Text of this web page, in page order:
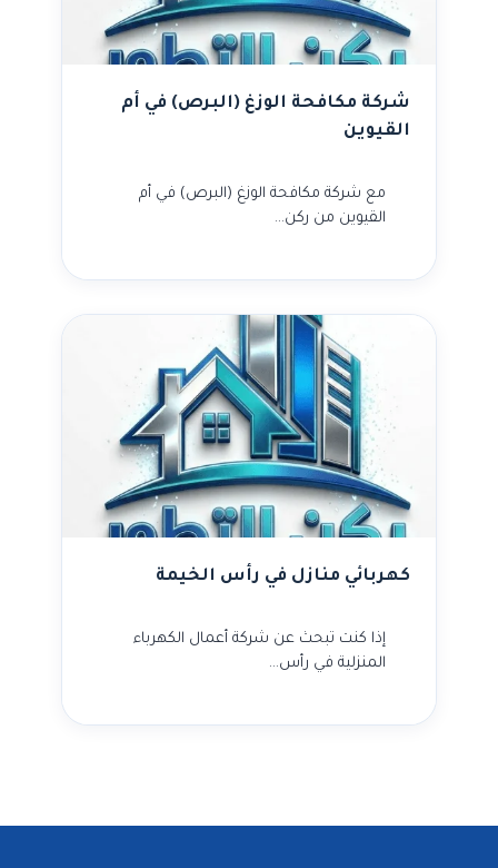
شركة مكافحة الوزغ (البرص) في أم
القيوين
مع شركة مكافحة الوزغ (البرص) في أم
القيوين من ركن…
كهربائي منازل في رأس الخيمة
إذا كنت تبحث عن شركة أعمال الكهرباء
المنزلية في رأس…